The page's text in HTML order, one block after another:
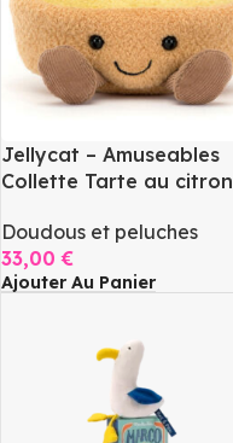
Jellycat – Amuseables
Collette Tarte au citron
Doudous et peluches
33,00€
Ajouter Au Panier